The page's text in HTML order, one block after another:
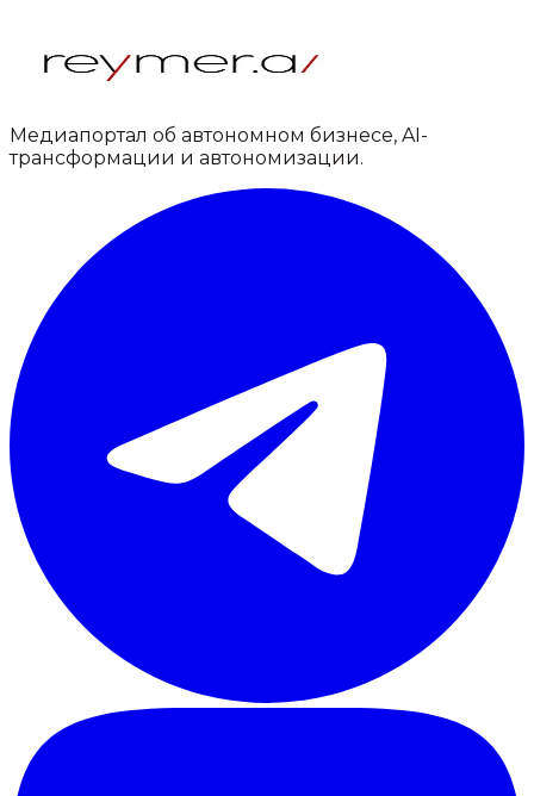
Медиапортал об автономном бизнесе, AI-
трансформации и автономизации.